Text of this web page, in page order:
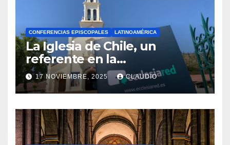
CONFERENCIAS EPISCOPALES LATINOAMÉRICA
La Iglesia de Chile, un
referente en la
transformación digital
gracias a Ecclesiared
17 NOVIEMBRE, 2025 CLAUDIO
N
O
H
A